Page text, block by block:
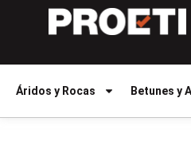
Áridos y Rocas Betunes y